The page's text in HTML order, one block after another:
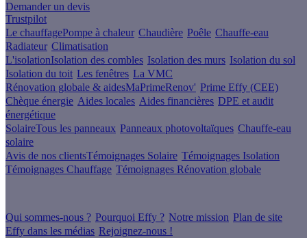
Demander un devis
Trustpilot
Le chauffagePompe à chaleur Chaudière Poêle Chauffe-eau
Radiateur Climatisation
L'isolationIsolation des combles Isolation des murs Isolation du sol
Isolation du toit Les fenêtres La VMC
Rénovation globale & aidesMaPrimeRenov' Prime Effy (CEE)
Chèque énergie Aides locales Aides financières DPE et audit
énergétique
SolaireTous les panneaux Panneaux photovoltaïques Chauffe-eau
solaire
Avis de nos clientsTémoignages Solaire Témoignages Isolation
Témoignages Chauffage Témoignages Rénovation globale
Qui sommes-nous ? Pourquoi Effy ? Notre mission Plan de site
Effy dans les médias Rejoignez-nous !